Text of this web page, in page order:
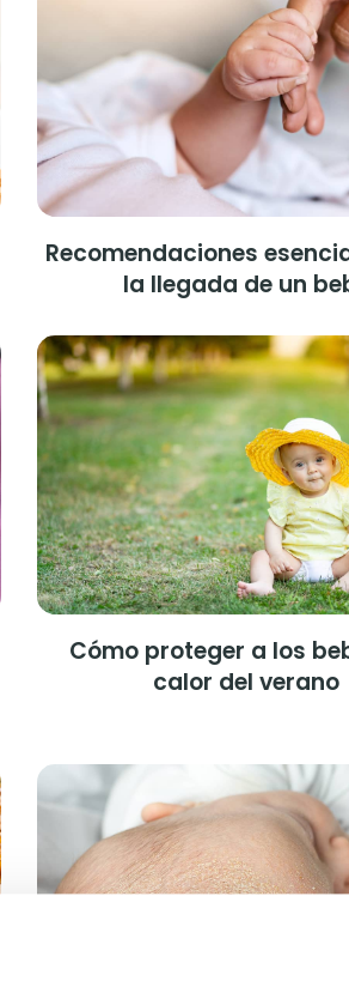
Recomendaciones
la llegada de un
Cómo proteger a los
calor del verano